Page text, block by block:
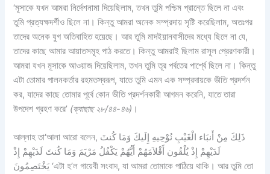
‘মূসাকে যখন আমরা নির্দেশনামা দিয়েছিলাম, তখন তুমি পশ্চিম প্রান্তে ছিলে না এবং
তুমি প্রত্যক্ষদর্শীও ছিলে না। কিন্তু আমরা অনেক সম্প্রদায় সৃষ্টি করেছিলাম, অতঃপর
তাদের অনেক যুগ অতিবাহিত হয়েছে। আর তুমি মাদইয়ানবাসীদের মধ্যে ছিলে না যে,
তাদের কাছে আমার আয়াতসমূহ পাঠ করতে। কিন্তু আমরাই ছিলাম রাসূল প্রেরণকারী।
আমরা যখন মূসাকে আওয়াজ দিয়েছিলাম, তখন তুমি তূর পর্বতের পার্শ্বে ছিলে না। কিন্তু
এটা তোমার পালনকর্তার রহমতস্বরূপ, যাতে তুমি এমন এক সম্প্রদায়কে ভীতি প্রদর্শন
কর, যাদের কাছে তোমার পূর্বে কোন ভীতি প্রদর্শনকারী আগমন করেনি, যাতে তারা
উপদেশ গ্রহণ করে’ (ক্বাছাছ ২৮/৪৪-৪৬) ।
আল্লাহ তা‘আলা আরো বলেন, ذَلِكَ مِنْ أَنبَاء الْغَيْبِ نُوْحِيهِ إِلَيكَ وَمَا كُنتَ
لَدَيْهِمْ إِذْ يُلْقُون أَقْلاَمَهُمْ أَيُّهُمْ يَكْفُلُ مَرْيَمَ وَمَا كُنتَ لَدَيْهِمْ إِذْ
يَخْتَصِمُونَ ‘এটা হ’ল গায়েবী সংবাদ, যা আমরা তোমাকে পাঠিয়ে থাকি। আর তুমি তো